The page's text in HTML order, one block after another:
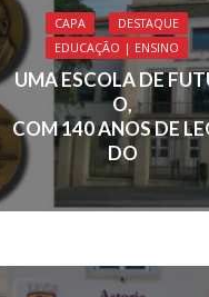
CAPA
DESTAQUE
EDUCAÇÃO | ENSINO
UMA ESCOLA DE
O,
COM 140 ANOS DE
DO